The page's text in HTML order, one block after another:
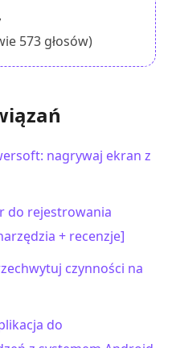
573 głosów)
nagrywaj ekran z
do rejestrowania
+ recenzje]
czynności na
do